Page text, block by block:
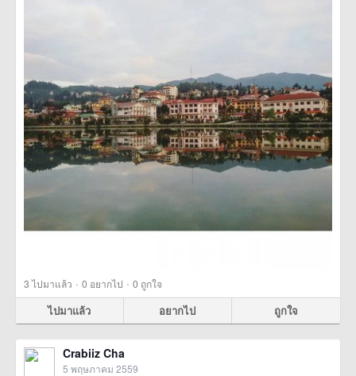
3ไปมาแล้ว · 0 อยากไป · 0 ถูกใจ
ไปมาแล้ว อยากไป ถูกใจ
Crabiiz Cha
5 พฤษภาคม 2559